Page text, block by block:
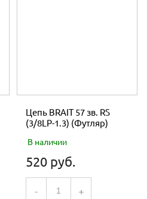
310
Цепь BRAIT 57 зв. RS
(3/8LP-1.3) (Футляр)
В наличии
520 руб.
- +